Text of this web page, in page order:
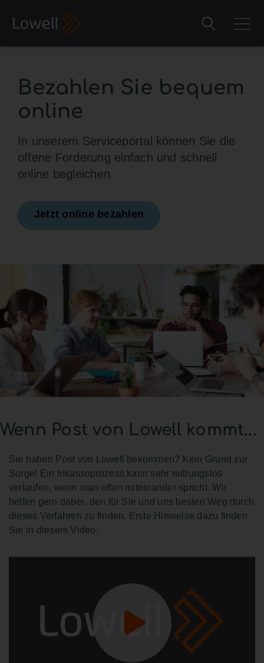
Bezahlen Sie bequem
online
In unserem Serviceportal können Sie die
offene Forderung einfach und schnell
online begleichen.
Jetzt online bezahlen
Wenn Post von Lowell kommt...
Sie haben Post von Lowell bekommen? Kein Grund zur
Sorge! Ein Inkassoprozess kann sehr reibungslos
verlaufen, wenn man offen miteinander spricht. Wir
helfen gern dabei, den für Sie und uns besten Weg durch
dieses Verfahren zu finden. Erste Hinweise dazu finden
Sie in diesem Video.